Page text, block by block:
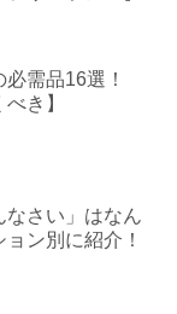
需品16選！
き】
なさい」はなん
ン別に紹介！